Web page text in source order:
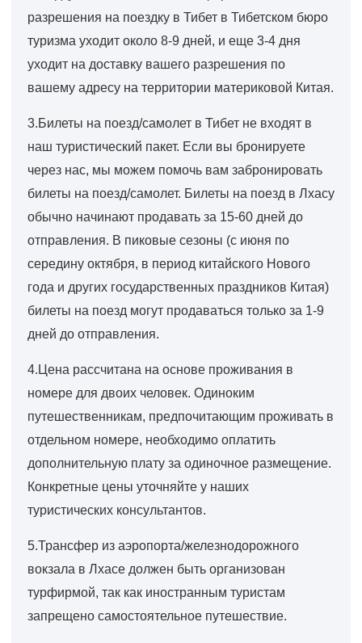
разрешения на поездку в Тибет в Тибетском бюро
туризма уходит около 8-9 дней, и еще 3-4 дня
уходит на доставку вашего разрешения по
вашему адресу на территории материковой Китая.
3.Билеты на поезд/самолет в Тибет не входят в
наш туристический пакет. Если вы бронируете
через нас, мы можем помочь вам забронировать
билеты на поезд/самолет. Билеты на поезд в Лхасу
обычно начинают продавать за 15-60 дней до
отправления. В пиковые сезоны (с июня по
середину октября, в период китайского Нового
года и других государственных праздников Китая)
билеты на поезд могут продаваться только за 1-9
дней до отправления.
4.Цена рассчитана на основе проживания в
номере для двоих человек. Одиноким
путешественникам, предпочитающим проживать в
отдельном номере, необходимо оплатить
дополнительную плату за одиночное размещение.
Конкретные цены уточняйте у наших
туристических консультантов.
5.Трансфер из аэропорта/железнодорожного
вокзала в Лхасе должен быть организован
турфирмой, так как иностранным туристам
запрещено самостоятельное путешествие.